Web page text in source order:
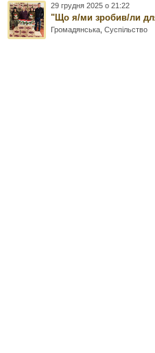
29 грудня 2025 о 21:22
"Що я/ми зробив/ли
Громадянська ,Суспільство